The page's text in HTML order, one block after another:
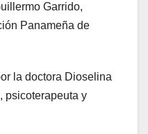
Garrido,
Panameña de
la doctora Dioselina
psicoterapeuta y